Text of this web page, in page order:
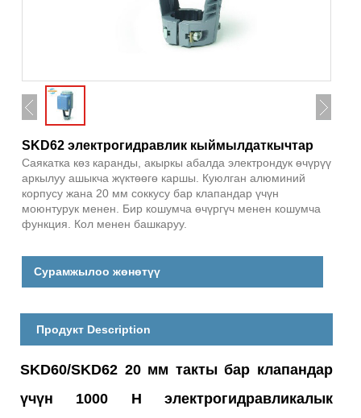
SKD62 электрогидравлик кыймылдаткычтар
Саякатка көз каранды, акыркы абалда электрондук өчүрүү
аркылуу ашыкча жүктөөгө каршы. Куюлган алюминий
корпусу жана 20 мм соккусу бар клапандар үчүн
моюнтурук менен. Бир кошумча өчүргүч менен кошумча
функция. Кол менен башкаруу.
Сурамжылоо жөнөтүү
Продукт Description
SKD60/SKD62 20 мм такты бар клапандар
үчүн 1000 Н электрогидравликалык